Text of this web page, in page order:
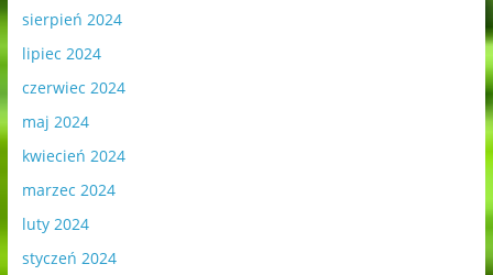
sierpień 2024
lipiec 2024
czerwiec 2024
maj 2024
kwiecień 2024
marzec 2024
luty 2024
styczeń 2024